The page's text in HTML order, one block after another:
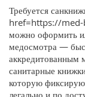
Требуется
href=https://
можно оформить
медосмотра —
аккредитованным
санитарные
которую
легально и по